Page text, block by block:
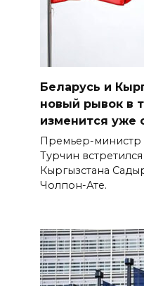
Беларусь и
новый рывок в
изменится уже
Премьер-министр
Турчин
Кыргызстана
Чолпон-Ате.